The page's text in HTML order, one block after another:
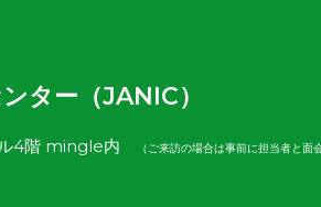
ター（JANIC）
4階 mingle内 （ご来訪の場合は事前に担当者と面